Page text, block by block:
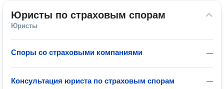
Юристы по страховым спорам
Юристы
—
Споры со страховыми компаниями
—
Консультация юриста по страховым спорам